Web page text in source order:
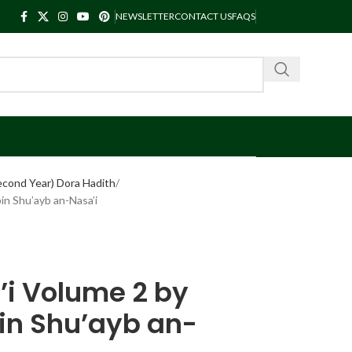
NEWSLETTERCONTACT USFAQS
Year) Dora Hadith
Shu’ayb an-Nasa’i
Volume 2 by
Shu’ayb an-